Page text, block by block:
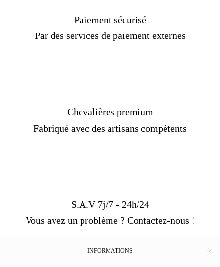
Paiement sécurisé
Par des services de paiement externes
Chevalières premium
Fabriqué avec des artisans compétents
S.A.V 7j/7 - 24h/24
Vous avez un problème ? Contactez-nous !
INFORMATIONS